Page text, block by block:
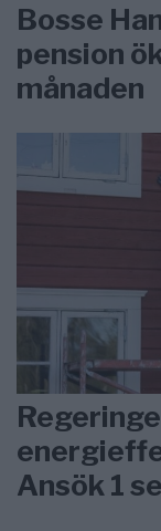
Bosse
pension
månaden
Ansök 1